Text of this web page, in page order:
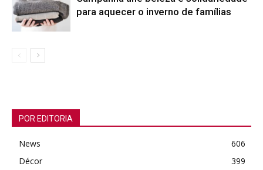
para aquecer o inverno de famílias
POR EDITORIA
News
606
Décor
399